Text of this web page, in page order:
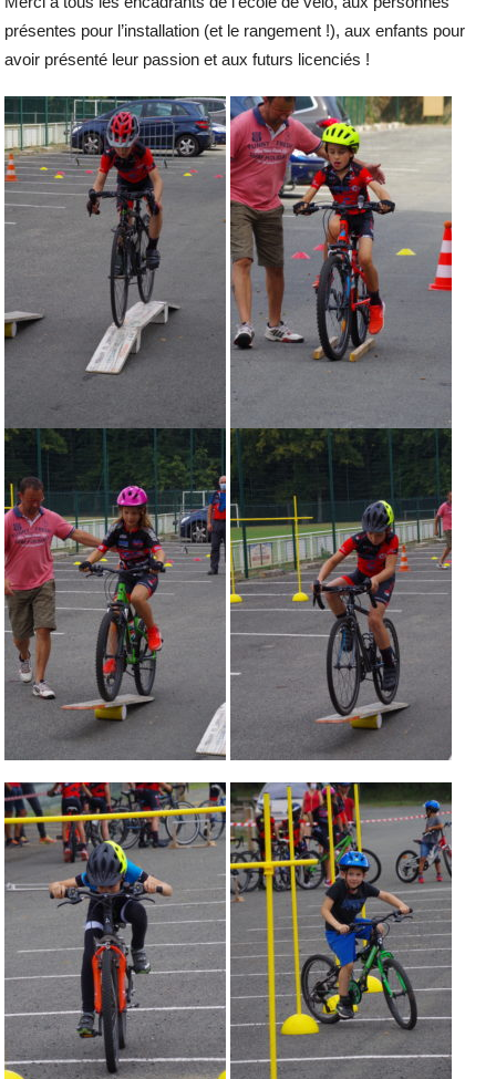
présentes pour l’installation (et le rangement !), aux enfants pour
avoir présenté leur passion et aux futurs licenciés !